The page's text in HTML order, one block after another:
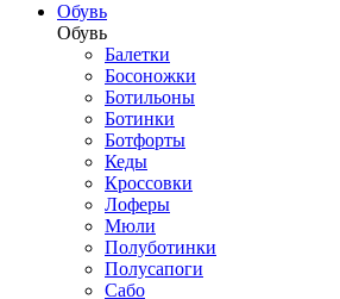
Обувь
Обувь
Балетки
Босоножки
Ботильоны
Ботинки
Ботфорты
Кеды
Кроссовки
Лоферы
Мюли
Полуботинки
Полусапоги
Сабо